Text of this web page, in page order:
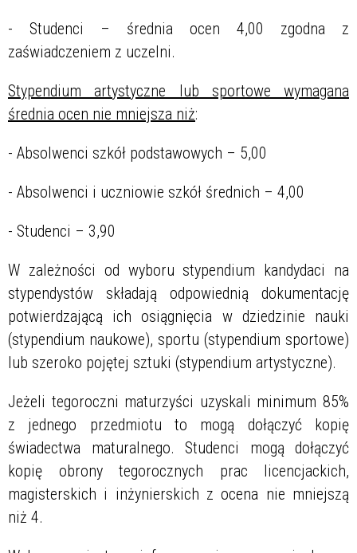
- Studenci – średnia ocen 4,00 zgodna z
zaświadczeniem z uczelni.
Stypendium artystyczne lub sportowe wymagana
średnia ocen nie mniejsza niż:
- Absolwenci szkół podstawowych – 5,00
- Absolwenci i uczniowie szkół średnich – 4,00
- Studenci – 3,90
W zależności od wyboru stypendium kandydaci na
stypendystów składają odpowiednią dokumentację
potwierdzającą ich osiągnięcia w dziedzinie nauki
(stypendium naukowe), sportu (stypendium sportowe)
lub szeroko pojętej sztuki (stypendium artystyczne).
Jeżeli tegoroczni maturzyści uzyskali minimum 85%
z jednego przedmiotu to mogą dołączyć kopię
świadectwa maturalnego. Studenci mogą dołączyć
kopię obrony tegorocznych prac licencjackich,
magisterskich i inżynierskich z ocena nie mniejszą
niż 4.